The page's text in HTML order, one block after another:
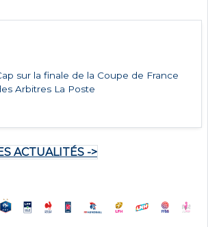
sur la finale de la Coupe de France
Arbitres La Poste
ACTUALITÉS ->